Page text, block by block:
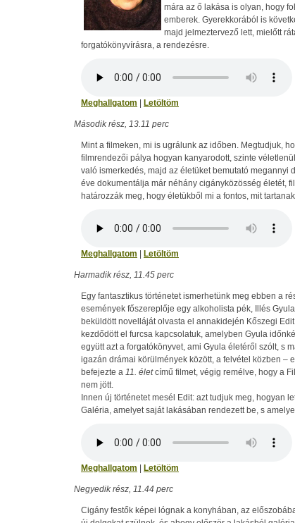
mára az ő lakása is olyan, hogy
emberek. Gyerekkorából is
majd jelmeztervező lett, mielőtt
forgatókönyvírásra, a rendezésre.
Meghallgatom Letöltöm
Második rész, 13.11 perc
Mint a filmeken, mi is ugrálunk az időben. Megtudjuk,
filmrendezői pálya hogyan kanyarodott, szinte
való ismerkedés, majd az életüket bemutató megannyi
éve dokumentálja már néhány cigányközösség életét,
határozzák meg, hogy életükből mi a fontos, mit
Meghallgatom Letöltöm
Harmadik rész, 11.45 perc
Egy fantasztikus történetet ismerhetünk meg ebben a
események főszereplője egy alkoholista pék, Illés
beküldött novelláját olvasta el annakidején Kőszegi
kezdődött el furcsa kapcsolatuk, amelyben Gyula
együtt azt a forgatókönyvet, ami Gyula életéről szólt, s
igazán drámai körülmények között, a felvétel közben –
befejezte a 11. életcímű filmet, végig remélve, hogy a
nem jött.
Innen új történetet mesél Edit: azt tudjuk meg, hogyan
Galéria, amelyet saját lakásában rendezett be, s
Meghallgatom Letöltöm
Negyedik rész, 11.44 perc
Cigány festők képei lógnak a konyhában, az